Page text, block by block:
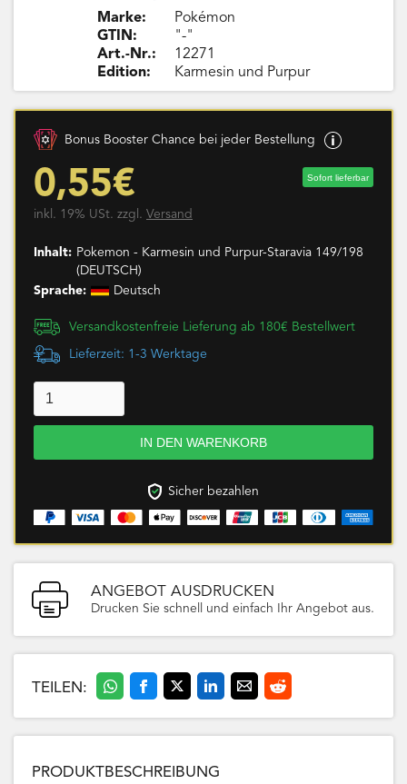
Marke:
GTIN:
Art.-Nr.:
Edition:
Pokémon
"-"
12271
Karmesin und Purpur
Bonus Booster Chance bei jeder Bestellung
0,55€ Sofort lieferbar
inkl. 19% USt. zzgl. Versand
Inhalt: Pokemon - Karmesin und Purpur-Staravia 149/198
(DEUTSCH)
Sprache:
Deutsch
Versandkostenfreie Lieferung ab 180€ Bestellwert
Lieferzeit: 1-3 Werktage
Sicher bezahlen
ANGEBOT AUSDRUCKEN
Drucken Sie schnell und einfach Ihr Angebot aus.
TEILEN:
PRODUKTBESCHREIBUNG